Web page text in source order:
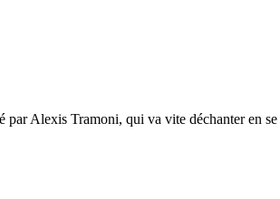
Alexis Tramoni, qui va vite déchanter en